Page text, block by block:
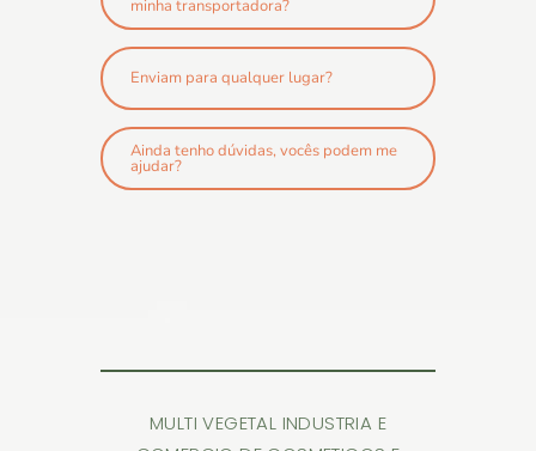
minha transportadora?
Enviam para qualquer lugar?
Ainda tenho dúvidas, vocês podem me
ajudar?
MULTI VEGETAL INDUSTRIA E